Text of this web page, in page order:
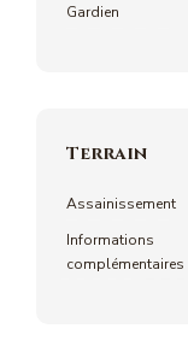
Gardien
Terrain
Assainissement
Informations
complémentaires